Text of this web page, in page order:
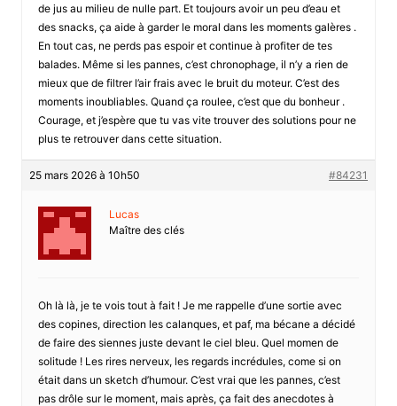
de jus au milieu de nulle part. Et toujours avoir un peu d’eau et
des snacks, ça aide à garder le moral dans les moments galères .
En tout cas, ne perds pas espoir et continue à profiter de tes
balades. Même si les pannes, c’est chronophage, il n’y a rien de
mieux que de filtrer l’air frais avec le bruit du moteur. C’est des
moments inoubliables. Quand ça roulee, c’est que du bonheur .
Courage, et j’espère que tu vas vite trouver des solutions pour ne
plus te retrouver dans cette situation.
25 mars 2026 à 10h50 #84231
Lucas
Maître des clés
Oh là là, je te vois tout à fait ! Je me rappelle d’une sortie avec
des copines, direction les calanques, et paf, ma bécane a décidé
de faire des siennes juste devant le ciel bleu. Quel momen de
solitude ! Les rires nerveux, les regards incrédules, come si on
était dans un sketch d’humour. C’est vrai que les pannes, c’est
pas drôle sur le moment, mais après, ça fait des anecdotes à